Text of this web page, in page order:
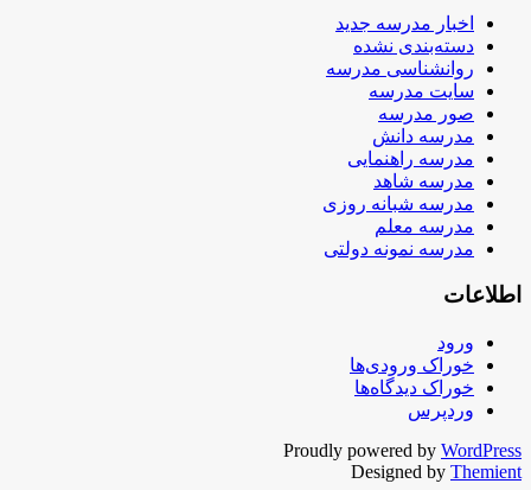
اخبار مدرسه جدید
دسته‌بندی نشده
روانشناسی مدرسه
سایت مدرسه
صور مدرسه
مدرسه دانش
مدرسه راهنمایی
مدرسه شاهد
مدرسه شبانه روزی
مدرسه معلم
مدرسه نمونه دولتی
اطلاعات
ورود
خوراک ورودی‌ها
خوراک دیدگاه‌ها
وردپرس
Proudly powered by WordPress
Designed by Themient